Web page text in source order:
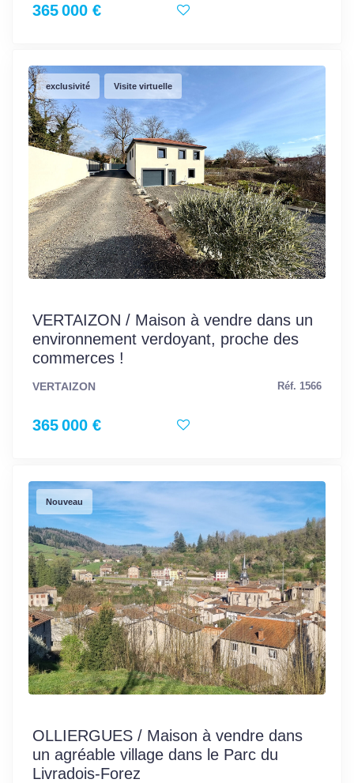
365 000 €
exclusivité Visite virtuelle
VERTAIZON / Maison à vendre dans un
environnement verdoyant, proche des
commerces !
VERTAIZON Réf. 1566
365 000 €
Nouveau
OLLIERGUES / Maison à vendre dans
un agréable village dans le Parc du
Livradois-Forez